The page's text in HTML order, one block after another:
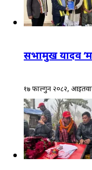
सभामुख यादव
१७ फाल्गुन २०८२,